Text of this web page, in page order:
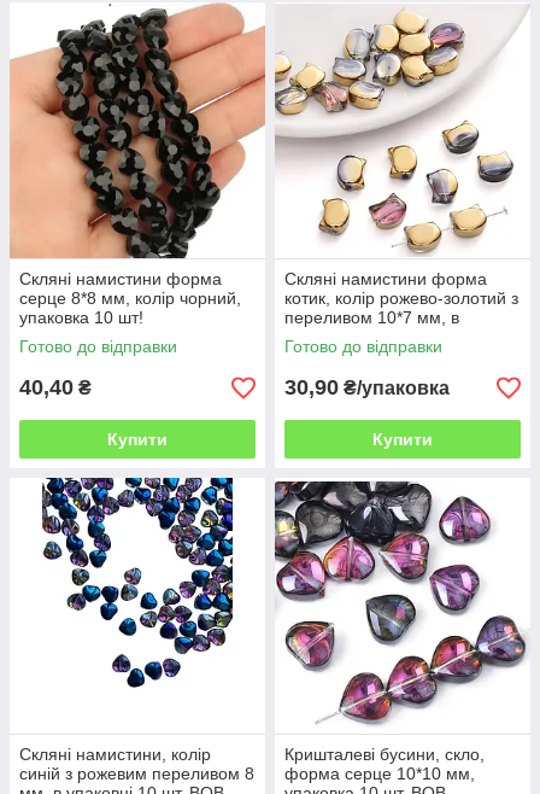
Скляні намистини форма
серце 8*8 мм, колір чорний,
упаковка 10 шт!
Готово до відправки
40,40 ₴
Купити
Скляні намистини форма
котик, колір рожево-золотий з
переливом 10*7 мм, в
упаковці 5 шт. ВОВ
Готово до відправки
30,90 ₴/упаковка
Купити
Скляні намистини, колір
синій з рожевим переливом 8
Кришталеві бусини, скло,
форма серце 10*10 мм,